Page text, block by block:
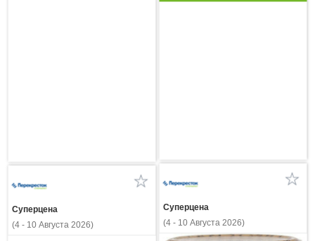
Суперцена
(4 - 10 Августа 2026)
Суперцена
(4 - 10 Августа 2026)